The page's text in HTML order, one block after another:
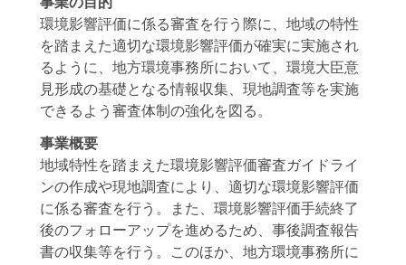
環境影響評価に係る審査を行う際に、地域の特性
を踏まえた適切な環境影響評価が確実に実施され
るように、地方環境事務所において、環境大臣意
見形成の基礎となる情報収集、現地調査等を実施
できるよう審査体制の強化を図る。
事業概要
地域特性を踏まえた環境影響評価審査ガイドライ
ンの作成や現地調査により、適切な環境影響評価
に係る審査を行う。また、環境影響評価手続終了
後のフォローアップを進めるため、事後調査報告
書の収集等を行う。このほか、地方環境事務所に